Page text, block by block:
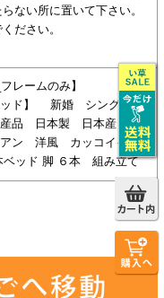
ない所に置いて下さい。
ださい。
レームのみ】
ッド】 新婚 シングルベ
品 日本製 日本産 ナ
アン 洋風 カッコイイ
ッド 脚 ６本 組み立て